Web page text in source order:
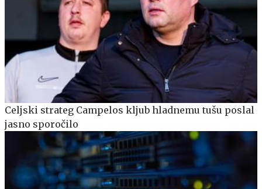
Celjski strateg Campelos kljub hladnemu tušu poslal
jasno sporočilo